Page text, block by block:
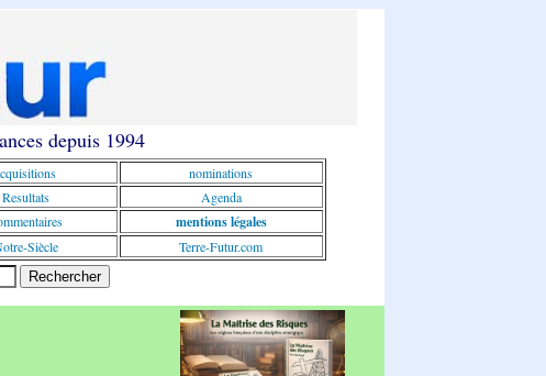
depuis 1994
nominations
Resultats
Agenda
mentions légales
Siècle Terre-Futur.com